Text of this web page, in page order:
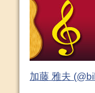
加藤 雅夫